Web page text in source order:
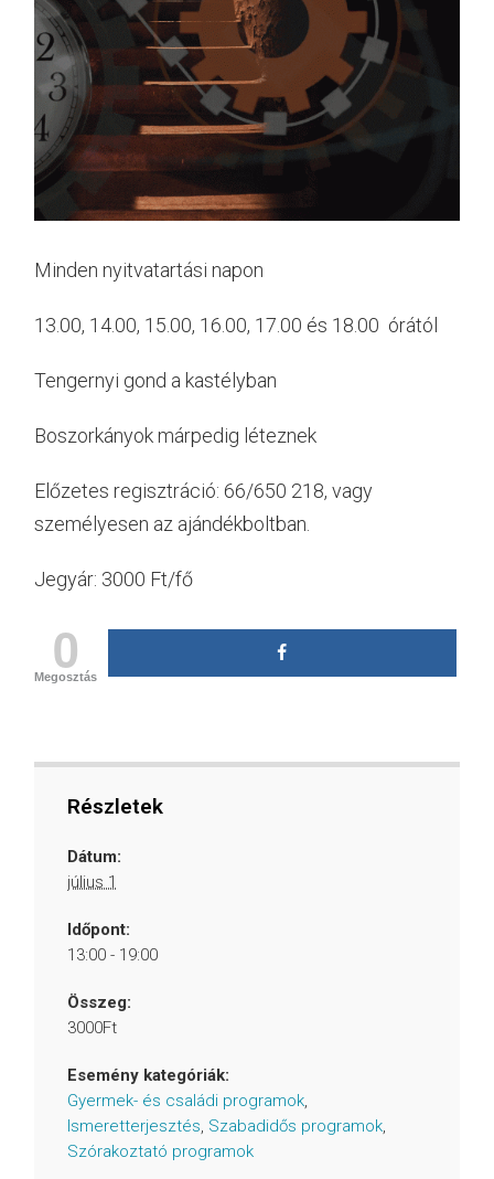
Minden nyitvatartási napon
13.00, 14.00, 15.00, 16.00, 17.00 és 18.00 órától
Tengernyi gond a kastélyban
Boszorkányok márpedig léteznek
Előzetes regisztráció: 66/650 218, vagy
személyesen az ajándékboltban.
Jegyár: 3000 Ft/fő
0
Megosztás
Részletek
Dátum:
július 1
Időpont:
13:00 - 19:00
Összeg:
3000Ft
Esemény kategóriák:
Gyermek- és családi programok,
Ismeretterjesztés, Szabadidős programok,
Szórakoztató programok